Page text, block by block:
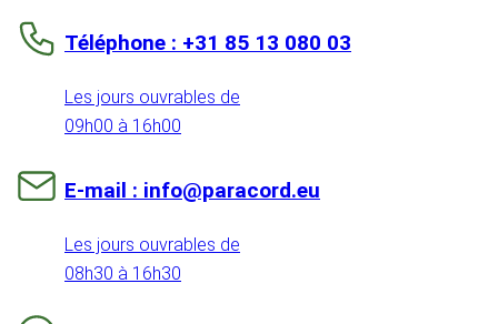
Téléphone : +31 85 13 080 03
Les jours ouvrables de
09h00 à 16h00
E-mail : info@paracord.eu
Les jours ouvrables de
08h30 à 16h30